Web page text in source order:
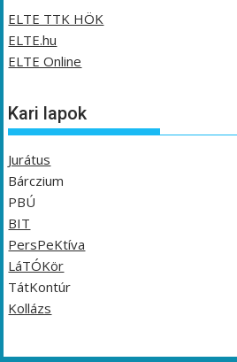
ELTE TTK HÖK
ELTE.hu
ELTE Online
Kari lapok
Jurátus
Bárczium
PBÚ
BIT
PersPeKtíva
LáTÓKör
TátKontúr
Kollázs